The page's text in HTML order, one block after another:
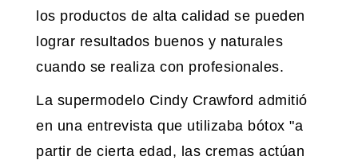
los productos de alta calidad se pueden
lograr resultados buenos y naturales
cuando se realiza con profesionales.
La supermodelo Cindy Crawford admitió
en una entrevista que utilizaba bótox "a
partir de cierta edad, las cremas actúan